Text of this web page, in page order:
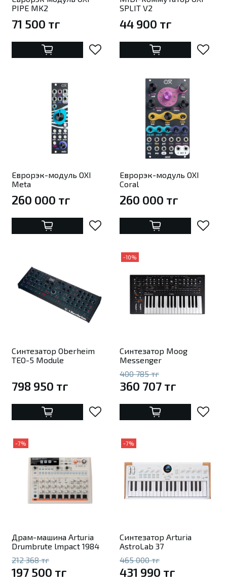
PIPE MK2
71 500 тг
SPLIT V2
44 900 тг
Еврорэк-модуль OXI
Meta
260 000 тг
Еврорэк-модуль OXI
Coral
260 000 тг
Синтезатор Oberheim
TEO-5 Module
798 950 тг
-10%
Синтезатор Moog
Messenger
400 785 тг
360 707 тг
-7%
Драм-машина Arturia
Drumbrute lmpact 1984
212 368 тг
197 500 тг
-7%
Синтезатор Arturia
AstroLab 37
465 000 тг
431 990 тг